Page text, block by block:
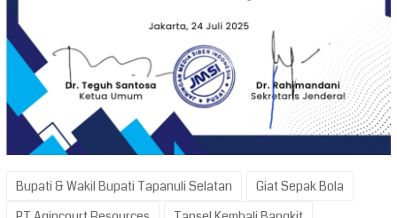
Bupati & Wakil Bupati Tapanuli Selatan
Giat Sepak Bola